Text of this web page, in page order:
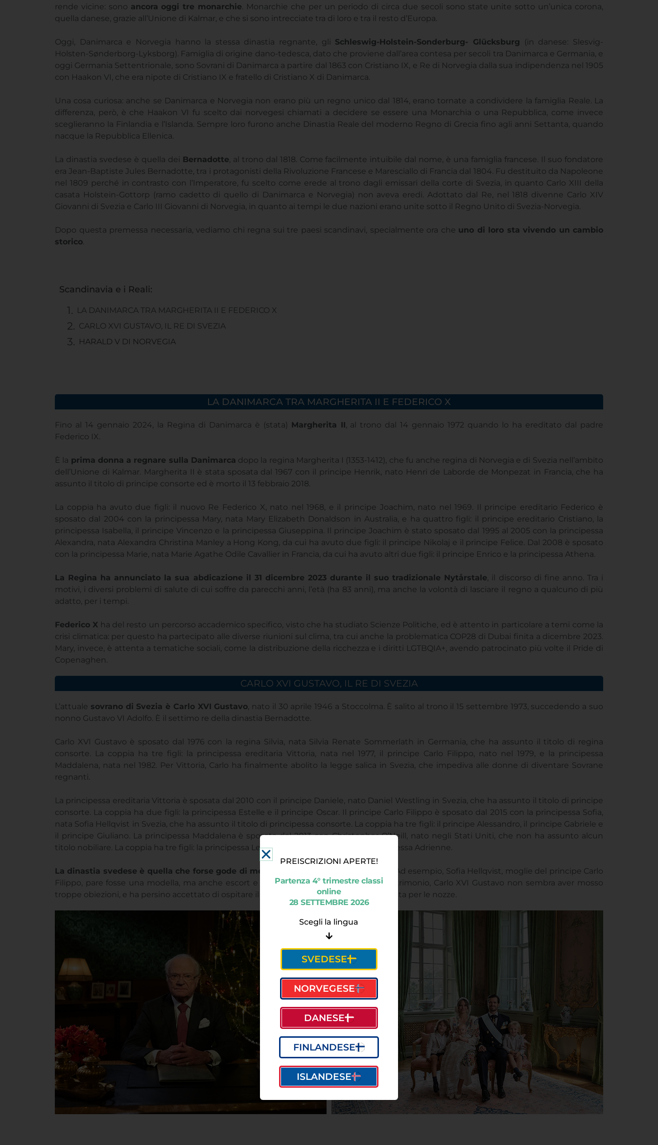
rende vicine: sono ancora oggi tre monarchie. Monarchie che per un periodo di circa due secoli sono state unite sotto un’unica corona,
quella danese, grazie all’Unione di Kalmar, e che si sono intrecciate tra di loro e tra il resto d’Europa.
Oggi, Danimarca e Norvegia hanno la stessa dinastia regnante, gli Schleswig-Holstein-Sonderburg- Glücksburg (in danese: Slesvig-
Holsten-Sønderborg-Lyksborg). Famiglia di origine dano-tedesca, dato che proviene dall’area contesa per secoli tra Danimarca e Germania, e
oggi Germania Settentrionale, sono Sovrani di Danimarca a partire dal 1863 con Cristiano IX, e Re di Norvegia dalla sua indipendenza nel 1905
con Haakon VI, che era nipote di Cristiano IX e fratello di Cristiano X di Danimarca.
Una cosa curiosa: anche se Danimarca e Norvegia non erano più un regno unico dal 1814, erano tornate a condividere la famiglia Reale. La
differenza, però, è che Haakon VI fu scelto dai norvegesi chiamati a decidere se essere una Monarchia o una Repubblica, come invece
sceglieranno la Finlandia e l’Islanda. Sempre loro furono anche Dinastia Reale del moderno Regno di Grecia fino agli anni Settanta, quando
nacque la Repubblica Ellenica.
La dinastia svedese è quella dei Bernadotte, al trono dal 1818. Come facilmente intuibile dal nome, è una famiglia francese. Il suo fondatore
era Jean-Baptiste Jules Bernadotte, tra i protagonisti della Rivoluzione Francese e Maresciallo di Francia dal 1804. Fu destituito da Napoleone
nel 1809 perché in contrasto con l’Imperatore, fu scelto come erede al trono dagli emissari della corte di Svezia, in quanto Carlo XIII della
casata Holstein-Gottorp (ramo cadetto di quello di Danimarca e Norvegia) non aveva eredi. Adottato dal Re, nel 1818 divenne Carlo XIV
Giovanni di Svezia e Carlo III Giovanni di Norvegia, in quanto ai tempi le due nazioni erano unite sotto il Regno Unito di Svezia-Norvegia.
Dopo questa premessa necessaria, vediamo chi regna sui tre paesi scandinavi, specialmente ora che uno di loro sta vivendo un cambio
storico.
Scandinavia e i Reali:
LA DANIMARCA TRA MARGHERITA II E FEDERICO X
CARLO XVI GUSTAVO, IL RE DI SVEZIA
HARALD V DI NORVEGIA
LA DANIMARCA TRA MARGHERITA II E FEDERICO X
Fino al 14 gennaio 2024, la Regina di Danimarca è (stata) Margherita II, al trono dal 14 gennaio 1972 quando lo ha ereditato dal padre
Federico IX.
È la prima donna a regnare sulla Danimarca dopo la regina Margherita I (1353-1412), che fu anche regina di Norvegia e di Svezia nell’ambito
dell’Unione di Kalmar. Margherita II è stata sposata dal 1967 con il principe Henrik, nato Henri de Laborde de Monpezat in Francia, che ha
assunto il titolo di principe consorte ed è morto il 13 febbraio 2018.
La coppia ha avuto due figli: il nuovo Re Federico X, nato nel 1968, e il principe Joachim, nato nel 1969. Il principe ereditario Federico è
sposato dal 2004 con la principessa Mary, nata Mary Elizabeth Donaldson in Australia, e ha quattro figli: il principe ereditario Cristiano, la
principessa Isabella, il principe Vincenzo e la principessa Giuseppina. Il principe Joachim è stato sposato dal 1995 al 2005 con la principessa
Alexandra, nata Alexandra Christina Manley a Hong Kong, da cui ha avuto due figli: il principe Nikolaj e il principe Felice. Dal 2008 è sposato
con la principessa Marie, nata Marie Agathe Odile Cavallier in Francia, da cui ha avuto altri due figli: il principe Enrico e la principessa Athena.
La Regina ha annunciato la sua abdicazione il 31 dicembre 2023 durante il suo tradizionale Nytårstale, il discorso di fine anno. Tra i
motivi, i diversi problemi di salute di cui soffre da parecchi anni, l’età (ha 83 anni), ma anche la volontà di lasciare il regno a qualcuno di più
adatto, per i tempi.
Federico X ha del resto un percorso accademico specifico, visto che ha studiato Scienze Politiche, ed è attento in particolare a temi come la
crisi climatica: per questo ha partecipato alle diverse riunioni sul clima, tra cui anche la problematica COP28 di Dubai finita a dicembre 2023.
Mary, invece, è attenta a tematiche sociali, come la distribuzione della ricchezza e i diritti LGTBQIA+, avendo patrocinato più volte il Pride di
Copenaghen.
CARLO XVI GUSTAVO, IL RE DI SVEZIA
L’attuale sovrano di Svezia è Carlo XVI Gustavo, nato il 30 aprile 1946 a Stoccolma. È salito al trono il 15 settembre 1973, succedendo a suo
nonno Gustavo VI Adolfo. È il settimo re della dinastia Bernadotte.
Carlo XVI Gustavo è sposato dal 1976 con la regina Silvia, nata Silvia Renate Sommerlath in Germania, che ha assunto il titolo di regina
consorte. La coppia ha tre figli: la principessa ereditaria Vittoria, nata nel 1977, il principe Carlo Filippo, nato nel 1979, e la principessa
Maddalena, nata nel 1982. Per Vittoria, Carlo ha finalmente abolito la legge salica in Svezia, che impediva alle donne di diventare Sovrane
regnanti.
La principessa ereditaria Vittoria è sposata dal 2010 con il principe Daniele, nato Daniel Westling in Svezia, che ha assunto il titolo di principe
consorte. La coppia ha due figli: la principessa Estelle e il principe Oscar. Il principe Carlo Filippo è sposato dal 2015 con la principessa Sofia,
nata Sofia Hellqvist in Svezia, che ha assunto il titolo di principessa consorte. La coppia ha tre figli: il principe Alessandro, il principe Gabriele e
il principe Giuliano. La principessa Maddalena è sposata dal 2013 con Christopher O’Neill, nato negli Stati Uniti, che non ha assunto alcun
titolo nobiliare. La coppia ha tre figli: la principessa Leonore, il principe Nicola e la principessa Adrienne.
La dinastia svedese è quella che forse gode di meno favori per diversi “scandali”
. Ad esempio, Sofia Hellqvist, moglie del principe Carlo
Filippo, pare fosse una modella, ma anche escort e pornostar. In ogni caso, al loro matrimonio, Carlo XVI Gustavo non sembra aver mosso
troppe obiezioni, e ha persino accettato di ospitare il defunto Avicii come principale artista per le nozze.
Partenza 4° trimestre classi
online
28 SETTEMBRE 2026
SVEDESE
NORVEGESE
DANESE
ISLANDESE